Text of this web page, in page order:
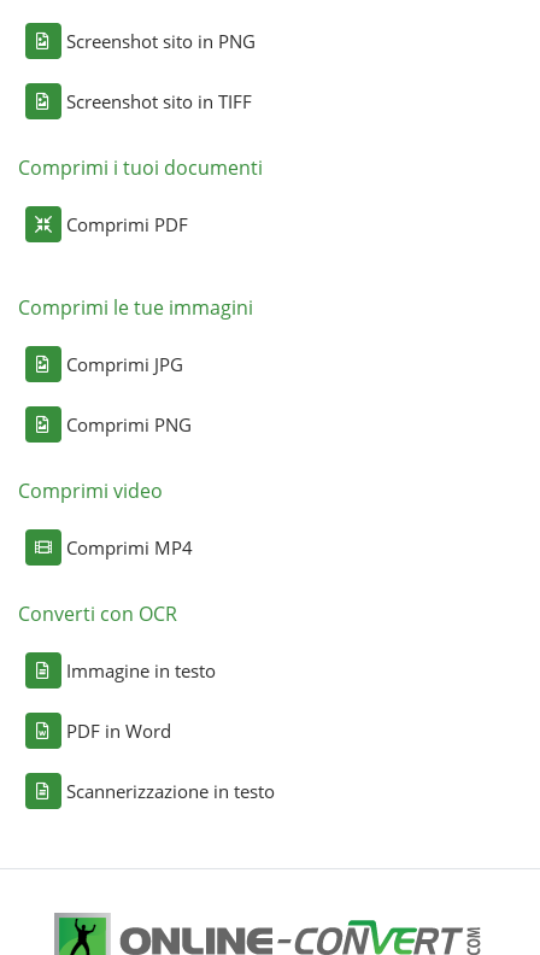
Screenshot sito in PNG
Screenshot sito in TIFF
Comprimi i tuoi documenti
Comprimi PDF
Comprimi le tue immagini
Comprimi JPG
Comprimi PNG
Comprimi video
Comprimi MP4
Converti con OCR
Immagine in testo
PDF in Word
Scannerizzazione in testo